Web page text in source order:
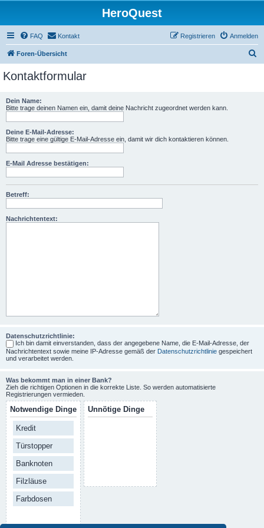
HeroQuest
FAQ Kontakt Anmelden
Registrieren
Foren-Übersicht
Kontaktformular
Dein Name:
Bitte trage deinen Namen ein, damit deine Nachricht zugeordnet werden kann.
Deine E-Mail-Adresse:
Bitte trage eine gültige E-Mail-Adresse ein, damit wir dich kontaktieren können.
E-Mail Adresse bestätigen:
Betreff:
Nachrichtentext:
Datenschutzrichtlinie:
Ich bin damit einverstanden, dass der angegebene Name, die E-Mail-Adresse, der
Nachrichtentext sowie meine IP-Adresse gemäß der Datenschutzrichtlinie gespeichert
und verarbeitet werden.
Was bekommt man in einer Bank?
Zieh die richtigen Optionen in die korrekte Liste. So werden automatisierte
Registrierungen vermieden.
Notwendige Dinge
Kredit
Türstopper
Banknoten
Filzläuse
Farbdosen
Unnötige Dinge